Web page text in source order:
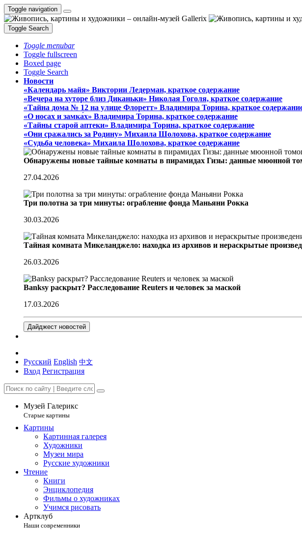
Toggle navigation
Toggle Search
Toggle menubar
Toggle fullscreen
Boxed page
Toggle Search
Новости
«Календарь майя» Виктории Ледерман, краткое содержание
«Вечера на хуторе близ Диканьки» Николая Гоголя, краткое содержание
«Тайна дома № 12 на улице Флоретт» Владимира Торина, краткое
«О носах и замка́х» Владимира Торина, краткое содержание
«Тайны старой аптеки» Владимира Торина, краткое содержание
«Они сражались за Родину» Михаила Шолохова, краткое содержание
«Судьба человека» Михаила Шолохова, краткое содержание
Обнаружены новые тайные комнаты в пирамидах Гизы: данные мюонной
27.04.2026
Три полотна за три минуты: ограбление фонда Маньяни Рокка
30.03.2026
Тайная комната Микеланджело: находка из архивов и нераскрытые
26.03.2026
Banksy раскрыт? Расследование Reuters и человек за маской
17.03.2026
Дайджест новостей
Русский English 中文
Вход Регистрация
Музей Галерикс
Старые картины
Картины
Картинная галерея
Художники
Музеи мира
Русские художники
Чтение
Книги
Энциклопедия
Фильмы о художниках
Учимся рисовать
Артклуб
Наши современники